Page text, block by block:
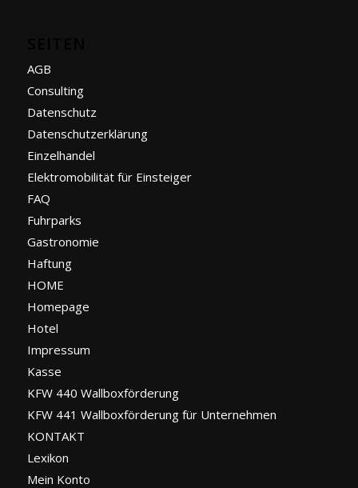
AGB
Consulting
Datenschutz
Datenschutzerklärung
Einzelhandel
Elektromobilität für Einsteiger
FAQ
Fuhrparks
Gastronomie
Haftung
HOME
Homepage
Hotel
Impressum
Kasse
KFW 440 Wallboxförderung
KFW 441 Wallboxförderung für Unternehmen
KONTAKT
Lexikon
Mein Konto